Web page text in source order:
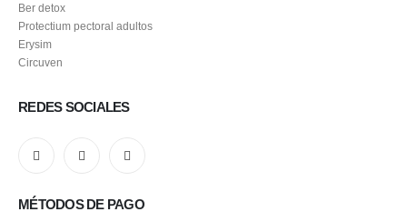
Inmunol
Marnys vitamina c
Ber detox
Protectium pectoral adultos
Circuven
REDES SOCIALES